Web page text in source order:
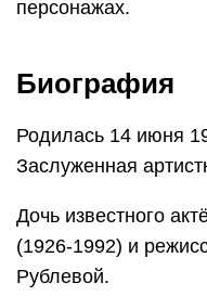
персонажах.
Биография
Родилась 14 июня
Заслуженная
Дочь известного
(1926-1992) и
Рублевой.